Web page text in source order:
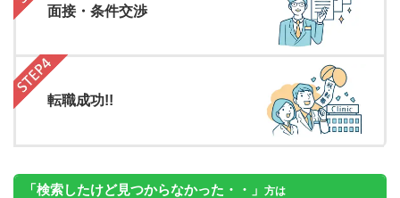
面接・条件交渉
転職成功!!
「検索したけど見つからなかった・・」 方は